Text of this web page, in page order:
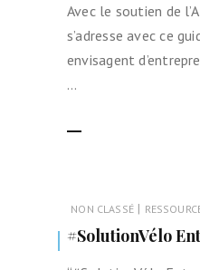
Avec le soutien de
s’adresse avec ce
envisagent
…
NON CLASSÉ |
#SolutionVélo